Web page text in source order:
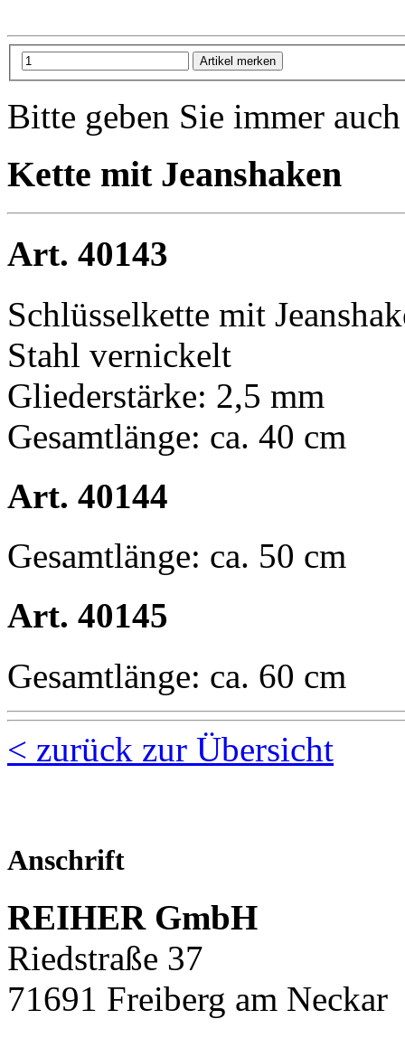
Bitte geben Sie immer
Kette mit Jeanshaken
Art. 40143
Schlüsselkette mit
Stahl vernickelt
Gliederstärke: 2,5 mm
Gesamtlänge: ca. 40 cm
Art. 40144
Gesamtlänge: ca. 50 cm
Art. 40145
Gesamtlänge: ca. 60 cm
< zurück zur Übersicht
Anschrift
REIHER GmbH
Riedstraße 37
71691 Freiberg am Neckar